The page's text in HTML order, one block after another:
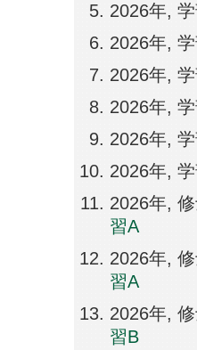
2026年,
2026年,
2026年,
2026年,
2026年,
2026年,
2026年,
習A
2026年,
習A
2026年,
習B